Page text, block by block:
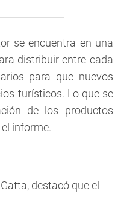
se encuentra en una
distribuir entre cada
para que nuevos
turísticos. Lo que se
de los productos
informe.
destacó que el